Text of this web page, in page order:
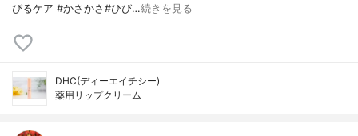
びるケア #かさかさ#ひび…続きを見る
DHC(ディーエイチシー)
薬用リップクリーム